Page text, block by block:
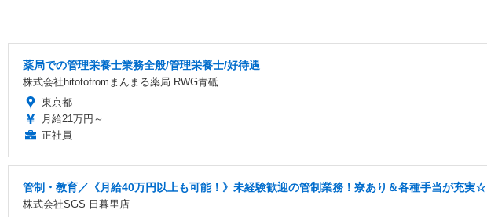
薬局での管理栄養士業務全般/管理栄養士/好待遇
株式会社hitotofromまんまる薬局 RWG青砥
東京都
月給21万円～
正社員
管制・教育／《月給40万円以上も可能！》未経験歓迎の管制業務！寮あり＆各種手当が充実☆
株式会社SGS 日暮里店